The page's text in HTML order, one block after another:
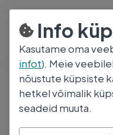
Info
Kasutame oma
infot). Meie
nõustute küpsiste
hetkel võimalik
seadeid muuta.